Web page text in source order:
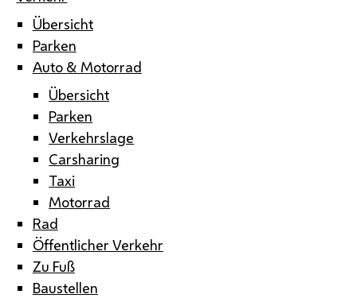
Übersicht
Parken
Auto & Motorrad
Übersicht
Parken
Verkehrslage
Carsharing
Taxi
Motorrad
Rad
Öffentlicher Verkehr
Zu Fuß
Baustellen